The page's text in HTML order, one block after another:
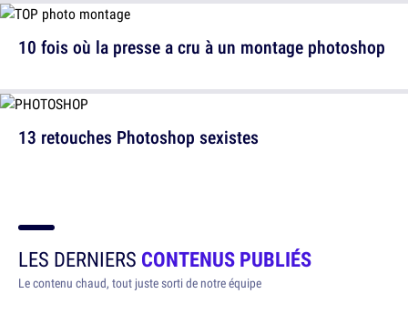
13 retouches Photoshop sexistes
10 fois où la presse a cru à un montage photoshop
LES DERNIERS CONTENUS PUBLIÉS
Le contenu chaud, tout juste sorti de notre équipe